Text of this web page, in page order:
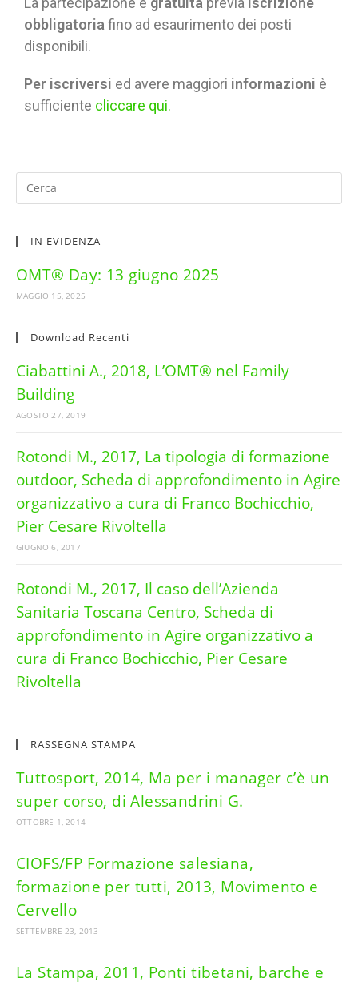
obbligatoria fino ad esaurimento dei posti
disponibili.
Per iscriversi ed avere maggiori informazioni è
sufficiente cliccare qui.
IN EVIDENZA
OMT® Day: 13 giugno 2025
MAGGIO 15, 2025
Download Recenti
Ciabattini A., 2018, L’OMT® nel Family
Building
AGOSTO 27, 2019
Rotondi M., 2017, La tipologia di formazione
outdoor, Scheda di approfondimento in Agire
organizzativo a cura di Franco Bochicchio,
Pier Cesare Rivoltella
GIUGNO 6, 2017
Rotondi M., 2017, Il caso dell’Azienda
Sanitaria Toscana Centro, Scheda di
approfondimento in Agire organizzativo a
cura di Franco Bochicchio, Pier Cesare
Rivoltella
RASSEGNA STAMPA
Tuttosport, 2014, Ma per i manager c’è un
super corso, di Alessandrini G.
OTTOBRE 1, 2014
CIOFS/FP Formazione salesiana,
formazione per tutti, 2013, Movimento e
Cervello
SETTEMBRE 23, 2013
La Stampa, 2011, Ponti tibetani, barche e